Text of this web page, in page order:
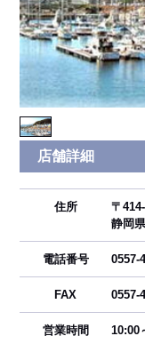
店舗詳細
住所
〒
静岡
電話番号 0557-
FAX 0557-
営業時間 10:00